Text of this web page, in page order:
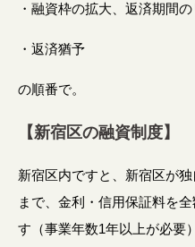
・融資枠の拡大、返済期間
・返済猶予
の順番で。
【新宿区の融資制度】
新宿区内ですと、新宿区が
まで、金利・信用保証料を
す（事業年数1年以上が必要